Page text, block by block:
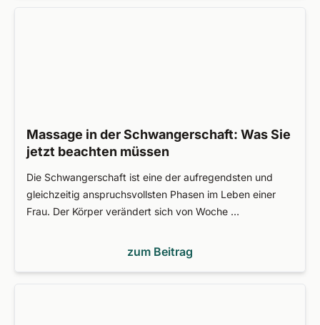
Massage in der Schwangerschaft: Was Sie
jetzt beachten müssen
Die Schwangerschaft ist eine der aufregendsten und
gleichzeitig anspruchsvollsten Phasen im Leben einer
Frau. Der Körper verändert sich von Woche …
zum Beitrag